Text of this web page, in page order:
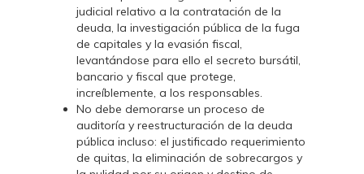
judicial relativo a la contratación de la
deuda, la investigación pública de la fuga
de capitales y la evasión fiscal,
levantándose para ello el secreto bursátil,
bancario y fiscal que protege,
increíblemente, a los responsables.
No debe demorarse un proceso de
auditoría y reestructuración de la deuda
pública incluso: el justificado requerimiento
de quitas, la eliminación de sobrecargos y